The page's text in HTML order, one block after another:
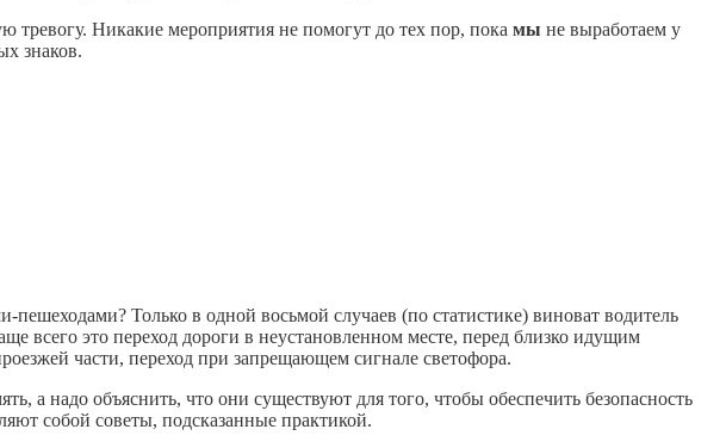
Никакие мероприятия не помогут до тех пор, пока мы не выработаем у
знаков.
Только в одной вось­мой случаев (по статистике) вино­ват водитель
всего это переход дороги в неустановленном месте, перед близко идущим
части, переход при запрещаю­щем сигнале светофора.
а надо объяснить, что они существуют для того, чтобы обеспечить безопасность
собой советы, подсказанные практикой.